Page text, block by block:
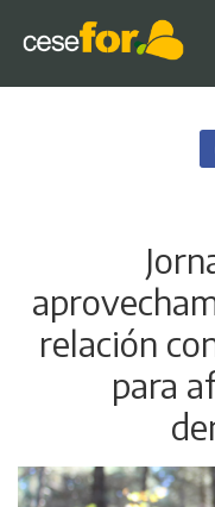
relación
para